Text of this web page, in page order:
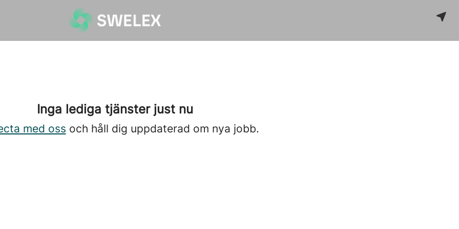
Inga lediga tjänster just nu
med oss och håll dig uppdaterad om nya jobb.